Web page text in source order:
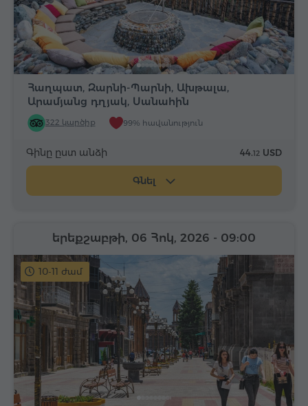
Հաղպատ, Զարնի-Պարնի, Ախթալա,
Արամյանց դղյակ, Սանահին
322 կարծիք 99% հավանություն
Գինը ըստ անձի 44.12 USD
Գնել
10-11 ժամ
երեքշաբթի, 06 Հոկ, 2026 - 09:00